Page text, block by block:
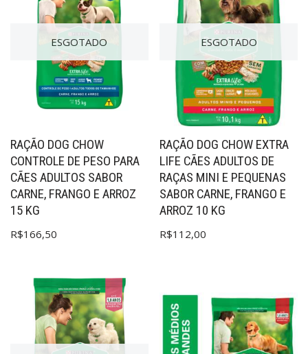
ESGOTADO
RAÇÃO DOG CHOW
CONTROLE DE PESO PARA
CÃES ADULTOS SABOR
CARNE, FRANGO E ARROZ
15 KG
R$166,50
ESGOTADO
RAÇÃO DOG CHOW EXTRA
LIFE CÃES ADULTOS DE
RAÇAS MINI E PEQUENAS
SABOR CARNE, FRANGO E
ARROZ 10 KG
R$112,00